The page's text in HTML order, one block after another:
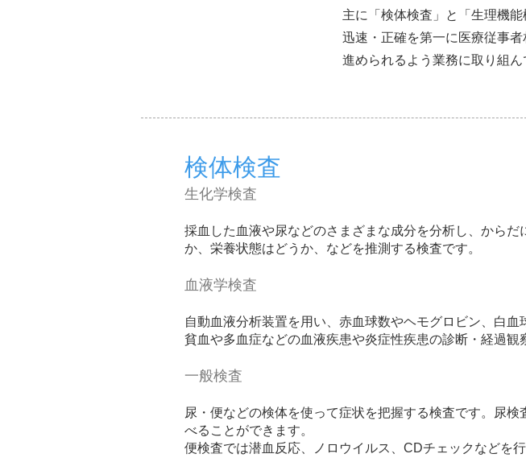
主に「検体検査」と「生理機能
迅速・正確を第一に医療従事
進められるよう業務に取り組ん
検体検査
生化学検査
採血した血液や尿などのさまざまな成分を分析し、から
か、栄養状態はどうか、などを推測する検査です。
血液学検査
自動血液分析装置を用い、赤血球数やヘモグロビン、白血
貧血や多血症などの血液疾患や炎症性疾患の診断・経過観
一般検査
尿・便などの検体を使って症状を把握する検査です。尿
べることができます。
便検査では潜血反応、ノロウイルス、CDチェックなどを行